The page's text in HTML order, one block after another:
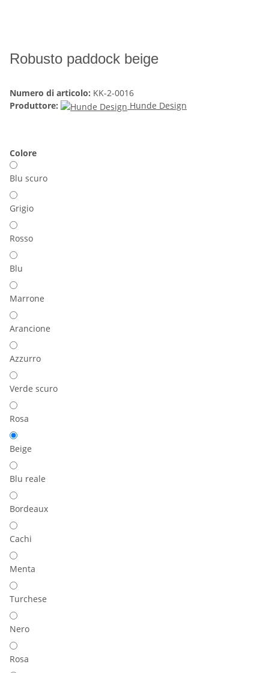
Robusto paddock beige
Numero di articolo: KK-2-0016
Produttore:
Hunde Design
Colore
Blu scuro
Grigio
Rosso
Blu
Marrone
Arancione
Azzurro
Verde scuro
Rosa
Beige
Blu reale
Bordeaux
Cachi
Menta
Turchese
Nero
Rosa